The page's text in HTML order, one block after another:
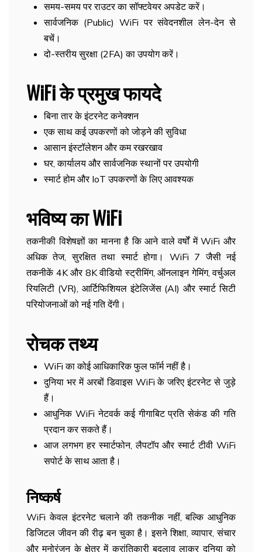
समय-समय पर राउटर का सॉफ्टवेयर अपडेट करें।
सार्वजनिक (Public) WiFi पर संवेदनशील लेन-देन से
बचें।
दो-स्तरीय सुरक्षा (2FA) का उपयोग करें।
WiFi के प्रमुख फायदे
बिना तार के इंटरनेट कनेक्शन
एक साथ कई उपकरणों को जोड़ने की सुविधा
आसान इंस्टॉलेशन और कम रखरखाव
घर, कार्यालय और सार्वजनिक स्थानों पर उपयोगी
स्मार्ट होम और IoT उपकरणों के लिए आवश्यक
भविष्य का WiFi
तकनीकी विशेषज्ञों का मानना है कि आने वाले वर्षों में WiFi और
अधिक तेज, सुरक्षित तथा स्मार्ट होगा। WiFi 7 जैसी नई
तकनीकें 4K और 8K वीडियो स्ट्रीमिंग, ऑनलाइन गेमिंग, वर्चुअल
रियलिटी (VR), आर्टिफिशियल इंटेलिजेंस (AI) और स्मार्ट सिटी
परियोजनाओं को नई गति देंगी।
रोचक तथ्य
WiFi का कोई आधिकारिक फुल फॉर्म नहीं है।
दुनिया भर में अरबों डिवाइस WiFi के जरिए इंटरनेट से जुड़े
हैं।
आधुनिक WiFi नेटवर्क कई गीगाबिट प्रति सेकंड की गति
प्रदान कर सकते हैं।
आज लगभग हर स्मार्टफोन, लैपटॉप और स्मार्ट टीवी WiFi
सपोर्ट के साथ आता है।
निष्कर्ष
WiFi केवल इंटरनेट चलाने की तकनीक नहीं, बल्कि आधुनिक
डिजिटल जीवन की रीढ़ बन चुका है। इसने शिक्षा, व्यापार, संचार
और मनोरंजन के क्षेत्र में क्रांतिकारी बदलाव लाकर दुनिया को